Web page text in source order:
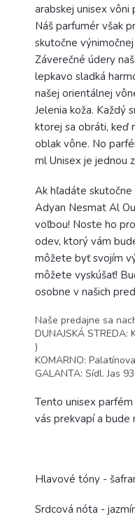
arabskej unisex vôni
Náš parfumér však
skutočne
Záverečné údery
lepkavo sladká
našej orientálnej
Jelenia koža. Každý
ktorej sa obráti, keď
oblak vône. No
ml Unisex je jednou
Ak hľadáte
Adyan Nesmat Al
voľbou! Noste ho
odev, ktorý vám
môžete byť svojím
môžete vyskúšať!
osobne v našich
Naše predajne sa
DUNAJSKÁ
)
KOMARNO:
GALANTA: Sídl. Jas
Tento unisex
vás prekvapí a bude
Hlavové tóny -
Srdcová nóta -